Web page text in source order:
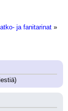
ja fanitarinat »